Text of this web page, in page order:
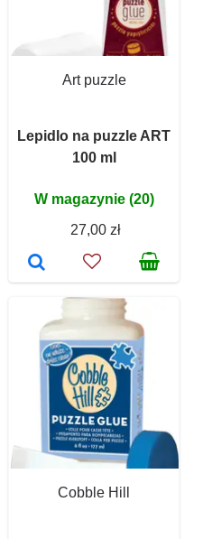
Art puzzle
Lepidlo na puzzle ART
100 ml
W magazynie (20)
27,00 zł
Cobble Hill